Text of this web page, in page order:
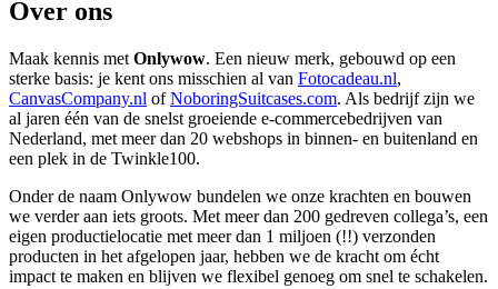
Over ons
Maak kennis met Onlywow. Een nieuw merk, gebouwd op een
sterke basis: je kent ons misschien al van Fotocadeau.nl,
CanvasCompany.nl ofNoboringSuitcases.com. Als bedrijf zijn we
al jaren één van de snelst groeiende e-commercebedrijven van
Nederland, met meer dan 20 webshops in binnen- en buitenland en
een plek in de Twinkle100.
Onder de naam Onlywow bundelen we onze krachten en bouwen
we verder aan iets groots. Met meer dan 200 gedreven collega’s, een
eigen productielocatie met meer dan 1 miljoen (!!) verzonden
producten in het afgelopen jaar, hebben we de kracht om écht
impact te maken en blijven we flexibel genoeg om snel te schakelen.